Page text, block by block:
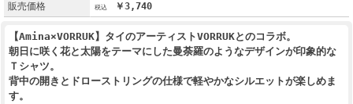
販売価格
￥3,740
【Amina×VORRUK】タイのアーティストVORRUKとのコラボ。
朝日に咲く花と太陽をテーマにした曼荼羅のようなデザインが印象的な
Ｔシャツ。
背中の開きとドローストリングの仕様で軽やかなシルエットが楽しめま
す。